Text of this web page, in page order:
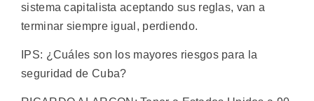
sistema capitalista aceptando sus reglas, van a
terminar siempre igual, perdiendo.
IPS: ¿Cuáles son los mayores riesgos para la
seguridad de Cuba?